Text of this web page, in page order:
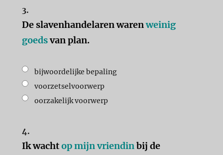
3.
De slavenhandelaren warenweinig
goedsvan plan.
bijwoordelijke bepaling
voorzetselvoorwerp
oorzakelijk voorwerp
4.
Ik wachtop mijn vriendinbij de